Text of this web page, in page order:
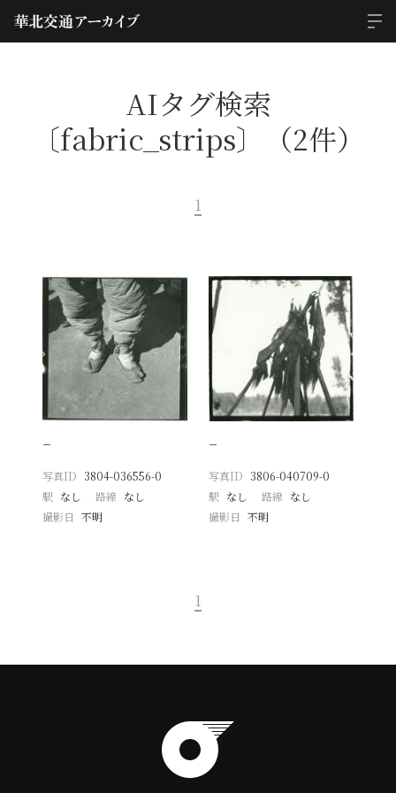
AIタグ検索
〔fabric_strips〕（2件）
1
−
写真ID 3804-036556-0
駅 なし 路線 なし
撮影日
不明
−
写真ID 3806-040709-0
駅 なし 路線 なし
撮影日 不明
1